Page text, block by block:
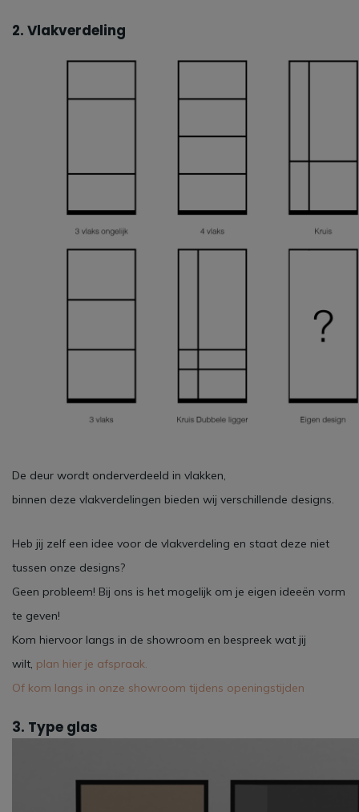
2. Vlakverdeling
De deur wordt onderverdeeld in vlakken,
binnen deze vlakverdelingen bieden wij verschillende designs.
Heb jij zelf een idee voor de vlakverdeling en staat deze niet
tussen onze designs?
Geen probleem! Bij ons is het mogelijk om je eigen ideeën vorm
te geven!
Kom hiervoor langs in de showroom en bespreek wat jij
wilt, plan hier je afspraak.
Of kom langs in onze showroom tijdens openingstijden
3. Type glas